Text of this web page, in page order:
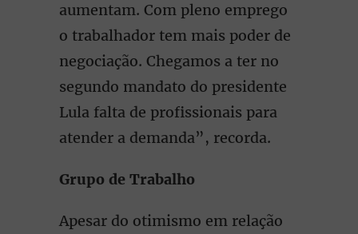
aumentam. Com pleno emprego
o trabalhador tem mais poder de
negociação. Chegamos a ter no
segundo mandato do presidente
Lula falta de profissionais para
atender a demanda”, recorda.
Grupo de Trabalho
Apesar do otimismo em relação